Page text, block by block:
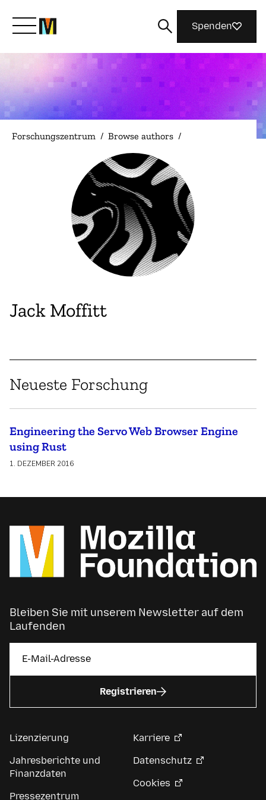
Lernen Sie Mozilla kennen
Was wir tun
Machen Sie mit
Magazin
Spenden
Forschungszentrum / Browse authors /
Jack Moffitt
Neueste Forschung
Engineering the Servo Web Browser Engine
using Rust
1. DEZEMBER 2016
Bleiben Sie mit unserem Newsletter auf dem
Laufenden
Registrieren
Lizenzierung
Jahresberichte und
Finanzdaten
Pressezentrum
Karriere
Datenschutz
Cookies